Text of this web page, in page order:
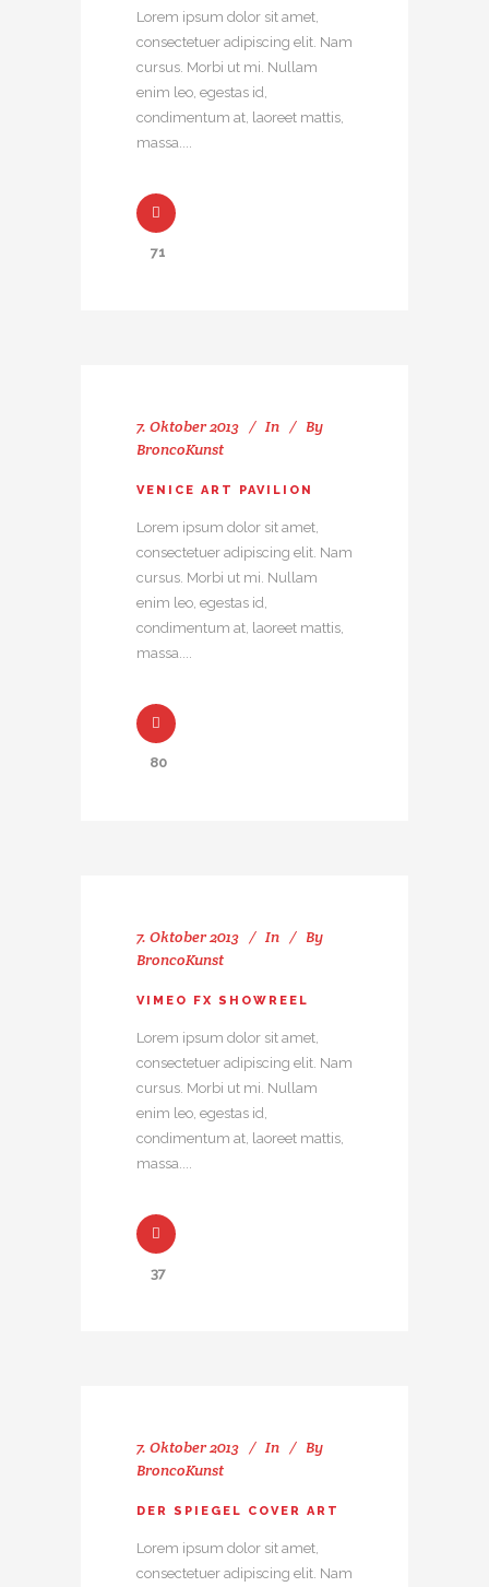
Lorem ipsum dolor sit amet,
consectetuer adipiscing elit. Nam
cursus. Morbi ut mi. Nullam
enim leo, egestas id,
condimentum at, laoreet mattis,
massa....
71
7. Oktober 2013 In
By
BroncoKunst
VENICE ART PAVILION
Lorem ipsum dolor sit amet,
consectetuer adipiscing elit. Nam
cursus. Morbi ut mi. Nullam
enim leo, egestas id,
condimentum at, laoreet mattis,
massa....
80
7. Oktober 2013 In
By
BroncoKunst
VIMEO FX SHOWREEL
Lorem ipsum dolor sit amet,
consectetuer adipiscing elit. Nam
cursus. Morbi ut mi. Nullam
enim leo, egestas id,
condimentum at, laoreet mattis,
massa....
37
7. Oktober 2013 In
By
BroncoKunst
DER SPIEGEL COVER ART
Lorem ipsum dolor sit amet,
consectetuer adipiscing elit. Nam